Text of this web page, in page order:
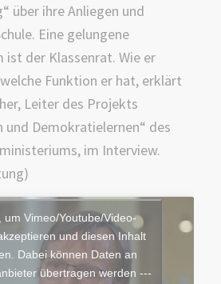
über ihre Anliegen und
Eine gelungene
der Klassenrat. Wie er
Funktion er hat, erklärt
Leiter des Projekts
und Demokratielernen“ des
im Interview.
um Vimeo/Youtube/Video-
und diesen Inhalt
Dabei können Daten an
übertragen werden ---